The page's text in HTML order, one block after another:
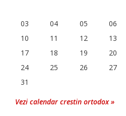
03
04 05 06
10
11 12 13
17
18 19 20
24
25 26 27
31
Vezi calendar crestin ortodox »